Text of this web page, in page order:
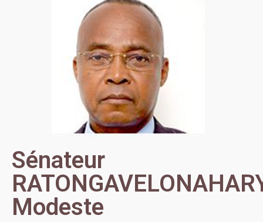
Sénateur
Modeste